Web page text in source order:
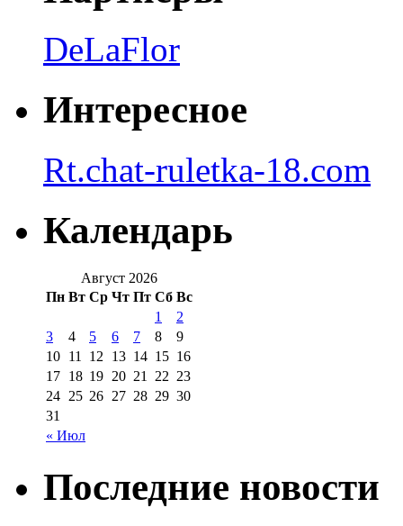
DeLaFlor
Интересное
Rt.chat-ruletka-18.com
Календарь
Август 2026
Пн Вт Ср Чт Пт Сб Вс
« Июл
1
2
3
4 5 6 7 8
9
10 11 12 13 14 15 16
17 18 19 20 21 22 23
24 25 26 27 28 29 30
31
Последние новости